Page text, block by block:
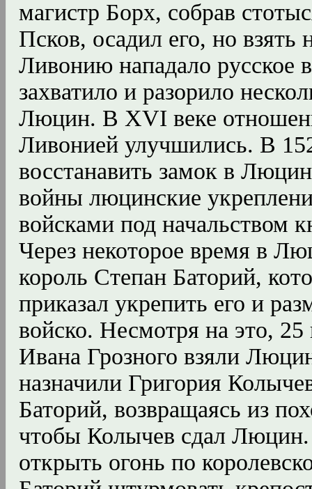
магистр Борх, собрав
Псков, осадил его, но взять
Ливонию нападало русское
захватило и разорило
Люцин. В XVI веке
Ливонией улучшились. В
восстанавить замок в
войны люцинские
войсками под начальством
Через некоторое время в
король Степан Баторий,
приказал укрепить его и
войско. Несмотря на это,
Ивана Грозного взяли
назначили Григория
Баторий, возвращаясь из
чтобы Колычев сдал Люцин.
открыть огонь по